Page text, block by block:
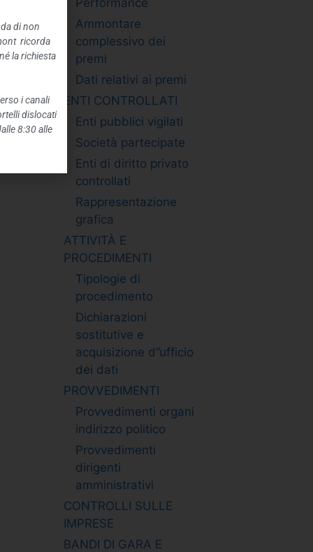
Ammontare
complessivo dei
premi
Dati relativi ai premi
ENTI CONTROLLATI
Enti pubblici vigilati
Società partecipate
Enti di diritto privato
controllati
Rappresentazione
grafica
ATTIVITÀ E
PROCEDIMENTI
Tipologie di
procedimento
Dichiarazioni
sostitutive e
acquisizione d”ufficio
dei dati
PROVVEDIMENTI
Provvedimenti organi
indirizzo politico
Provvedimenti
dirigenti
amministrativi
CONTROLLI SULLE
IMPRESE
BANDI DI GARA E
di non
ricorda
la richiesta
i canali
dislocati
8:30 alle